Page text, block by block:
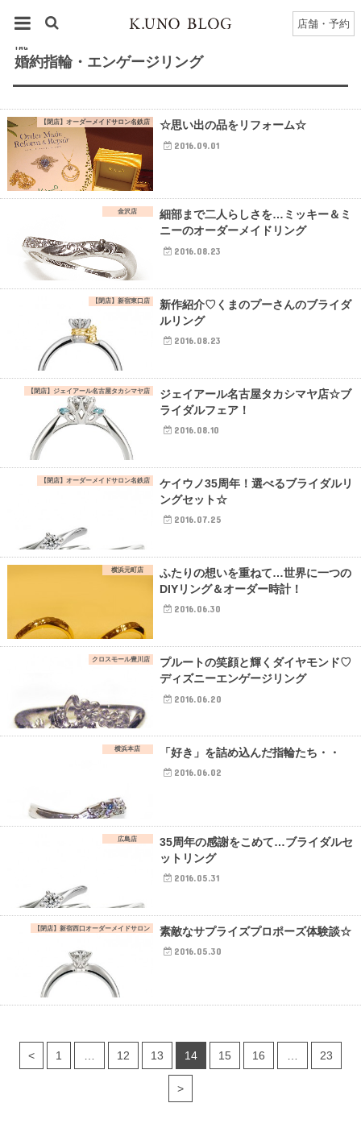
店舗・予約
TAG
婚約指輪・エンゲージリング
【閉店】オーダーメイドサロン名鉄店 ☆思い出の品をリフォーム☆
2016.09.01
金沢店
細部まで二人らしさを…ミッキー＆ミ
ニーのオーダーメイドリング
2016.08.23
【閉店】新宿東口店
新作紹介♡くまのプーさんのブライダ
ルリング
2016.08.23
【閉店】ジェイアール名古屋タカシマヤ店
ジェイアール名古屋タカシマヤ店☆ブ
ライダルフェア！
2016.08.10
【閉店】オーダーメイドサロン名鉄店
ケイウノ35周年！選べるブライダルリ
ングセット☆
2016.07.25
横浜元町店
ふたりの想いを重ねて…世界に一つの
DIYリング＆オーダー時計！
2016.06.30
クロスモール豊川店
プルートの笑顔と輝くダイヤモンド♡
ディズニーエンゲージリング
2016.06.20
横浜本店 「好き」を詰め込んだ指輪たち・・
2016.06.02
広島店
35周年の感謝をこめて…ブライダルセ
ットリング
2016.05.31
【閉店】新宿西口オーダーメイドサロン 素敵なサプライズプロポーズ体験談☆
2016.05.30
< 1 … 12 13 14 15 16 … 23
>